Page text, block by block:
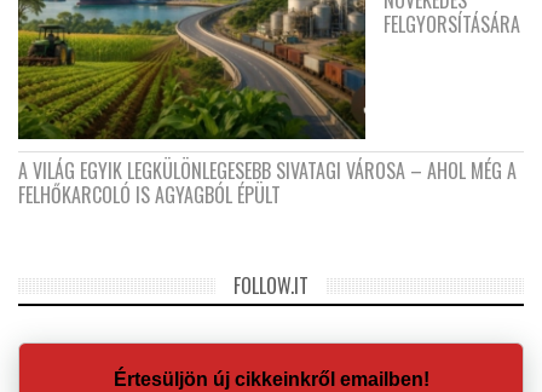
FELGYORSÍTÁSÁRA
A VILÁG EGYIK LEGKÜLÖNLEGESEBB SIVATAGI VÁROSA – AHOL MÉG A
FELHŐKARCOLÓ IS AGYAGBÓL ÉPÜLT
FOLLOW.IT
Értesüljön új cikkeinkről emailben!